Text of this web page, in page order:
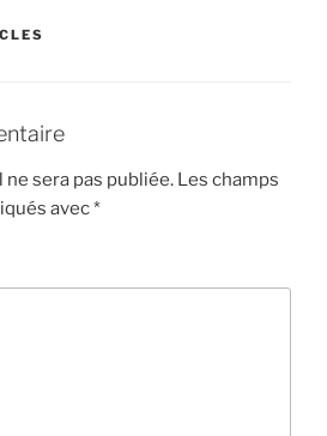
sera pas publiée. Les champs
avec*